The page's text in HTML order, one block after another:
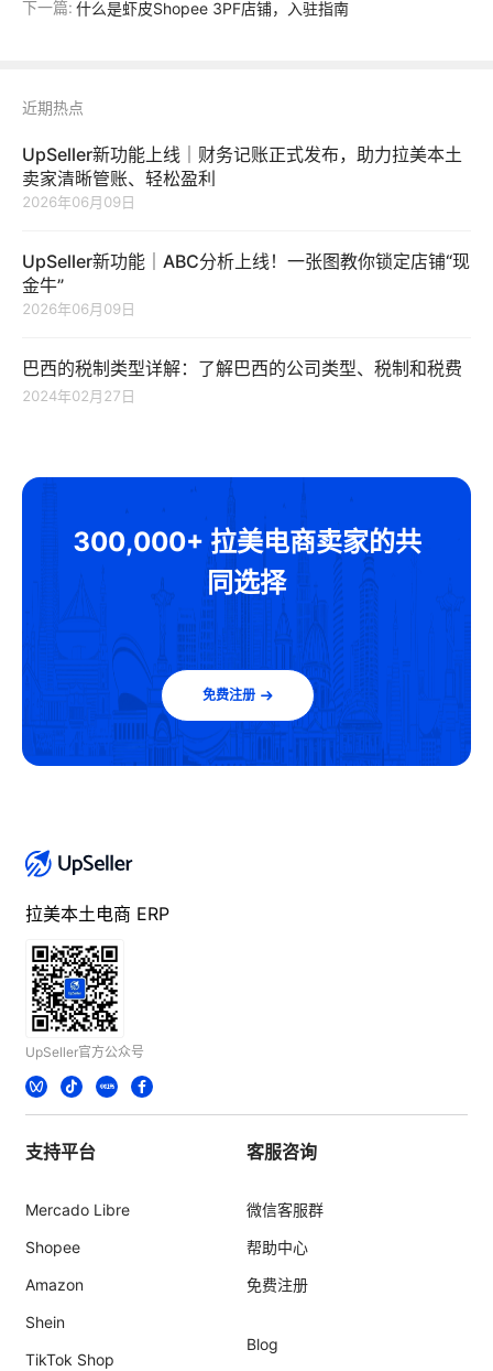
下一篇: 什么是虾皮Shopee 3PF店铺，入驻指南
近期热点
UpSeller新功能上线｜财务记账正式发布，助力拉美本土
卖家清晰管账、轻松盈利
2026年06月09日
UpSeller新功能｜ABC分析上线！一张图教你锁定店铺“现
金牛”
2026年06月09日
巴西的税制类型详解：了解巴西的公司类型、税制和税费
2024年02月27日
300,000+ 拉美电商卖家的共
同选择
免费注册
拉美本土电商 ERP
UpSeller官方公众号
支持平台
Mercado Libre
Shopee
Amazon
Shein
TikTok Shop
客服咨询
微信客服群
帮助中心
免费注册
Blog